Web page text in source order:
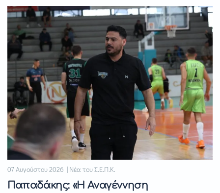
07 Αυγούστου 2026 | Νέα του Σ.Ε.Π.Κ.
Παπαδάκης: «Η Αναγέννηση